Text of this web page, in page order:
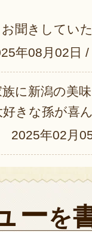
聞きしてい
年08月02日 /
に新潟の美
きな孫が喜
2025年02月
ーを